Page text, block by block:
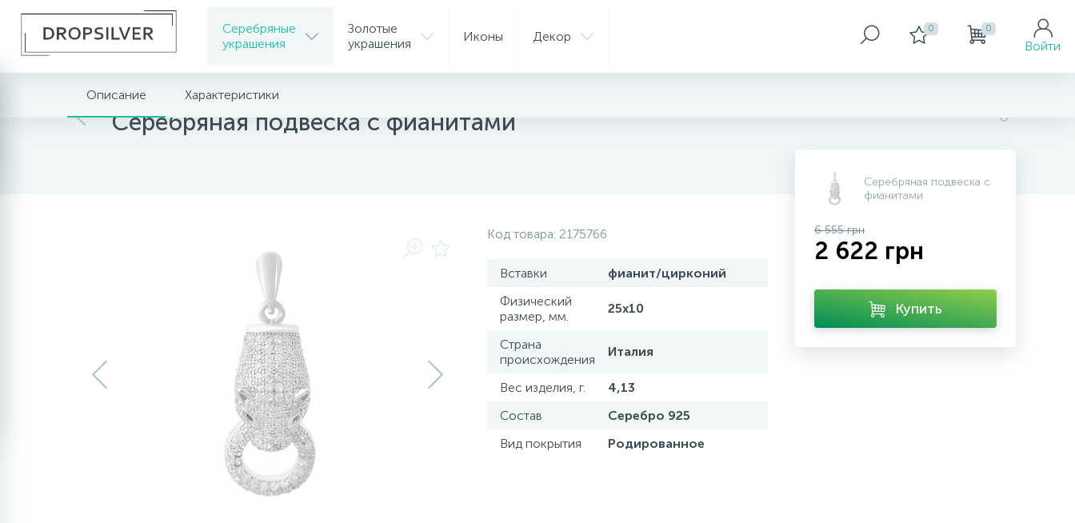
Серебряные
украшения
Золотые
украшения
Иконы Декор 0 0
Войти
Главная Серебряные украшения
Серебряная подвеска с фианитами
Описание Характеристики
Код товара: 2175766
Вставки
фианит/цирконий
Физический
размер, мм.
25х10
Страна
происхождения
Италия
Вес изделия, г.
4,13
Состав
Серебро 925
Вид покрытия
Родированное
Серебряная подвеска с
фианитами
6 555 грн
2 622 грн
Купить